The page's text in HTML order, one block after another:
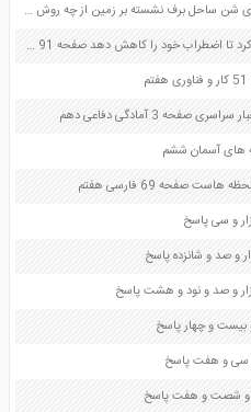
برای اجرای خط روی سطوح چوبی سنگی فلزی شن ساحل برف نشسته بر زمین از چه روش های ابتکاری می توانید استفاده کنید جستجو کنید هنرمندان روی این سطوح با چه مواد و ابزاری کار می کنند صفحه 43 فرهنگ و هنر هشتم
به نظر شما چگونه می توان به یک فرد کمک کرد تا اضطراب خود را کاهش دهد صفحه 91 کتاب تفکر و سبک زندگی هفتم
3 آمادگی دفاعی دهم
صفحه 69 فارسی هفتم